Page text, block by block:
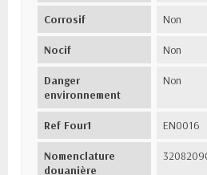
Corrosif Non
Nocif Non
Danger
environnement
Non
Ref Four1 EN0016
Nomenclature
douanière